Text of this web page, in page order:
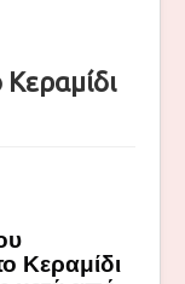
Κεραμίδι